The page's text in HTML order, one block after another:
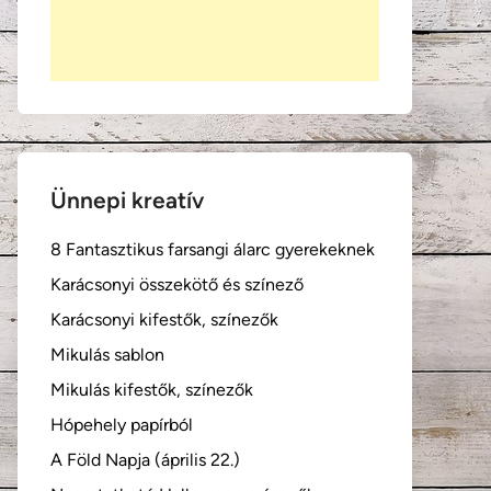
Ünnepi kreatív
8 Fantasztikus farsangi álarc gyerekeknek
Karácsonyi összekötő és színező
Karácsonyi kifestők, színezők
Mikulás sablon
Mikulás kifestők, színezők
Hópehely papírból
A Föld Napja (április 22.)